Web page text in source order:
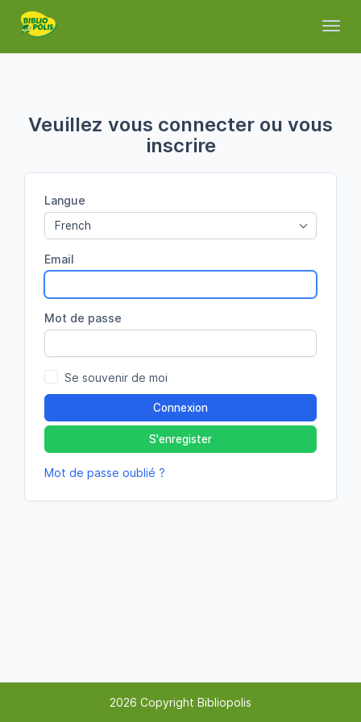
Veuillez vous connecter ou vous
inscrire
Langue
French
Email
Mot de passe
Se souvenir de moi
Connexion
S'enregister
Mot de passe oublié ?
2026 Copyright Bibliopolis